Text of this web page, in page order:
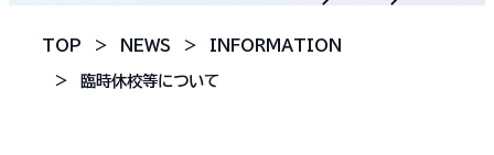
TOP NEWS INFORMATION
臨時休校等について